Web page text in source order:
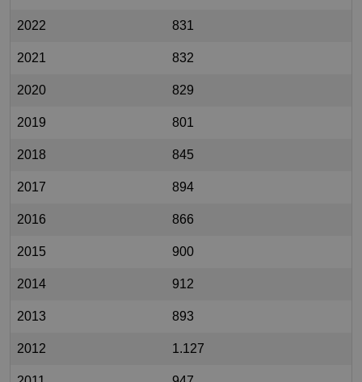
2022 831
2021 832
2020 829
2019 801
2018 845
2017 894
2016 866
2015 900
2014 912
2013 893
2012 1.127